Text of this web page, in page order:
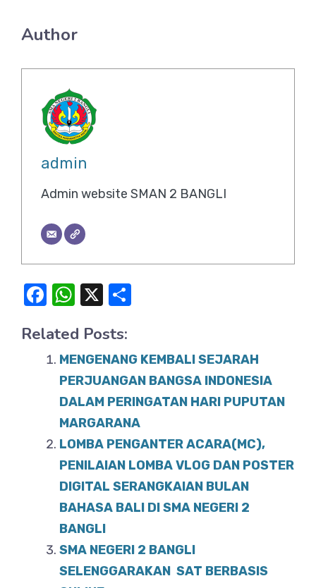
Author
admin
Admin website SMAN 2 BANGLI
F
c
e
k
W
at
s
A
p
p
X
e
Related Posts:
MENGENANG KEMBALI SEJARAH
PERJUANGAN BANGSA INDONESIA
DALAM PERINGATAN HARI PUPUTAN
MARGARANA
LOMBA PENGANTER ACARA(MC),
PENILAIAN LOMBA VLOG DAN POSTER
DIGITAL SERANGKAIAN BULAN
BAHASA BALI DI SMA NEGERI 2
BANGLI
SMA NEGERI 2 BANGLI
SELENGGARAKAN SAT BERBASIS